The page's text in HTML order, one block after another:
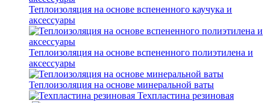
Теплоизоляция на основе вспененного каучука и
аксессуары
Теплоизоляция на основе вспененного полиэтилена и
аксессуары
Теплоизоляция на основе минеральной ваты
Техпластина резиновая